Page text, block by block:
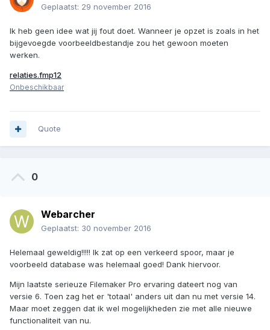
Geplaatst: 29 november 2016
Ik heb geen idee wat jij fout doet. Wanneer je opzet is zoals in het
bijgevoegde voorbeeldbestandje zou het gewoon moeten
werken.
relaties.fmp12
Onbeschikbaar
Quote
0
Webarcher
Geplaatst: 30 november 2016
Helemaal geweldig!!!!! Ik zat op een verkeerd spoor, maar je
voorbeeld database was helemaal goed! Dank hiervoor.
Mijn laatste serieuze Filemaker Pro ervaring dateert nog van
versie 6. Toen zag het er 'totaal' anders uit dan nu met versie 14.
Maar moet zeggen dat ik wel mogelijkheden zie met alle nieuwe
functionaliteit van nu.